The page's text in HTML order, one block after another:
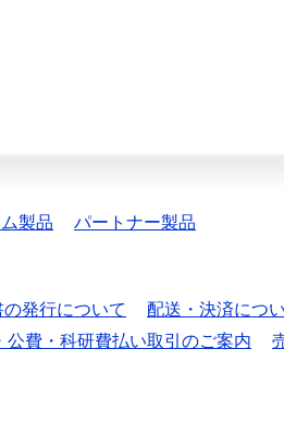
製品 パートナー製品
発行について 配送・決済につ
公費・科研費払い取引のご案内